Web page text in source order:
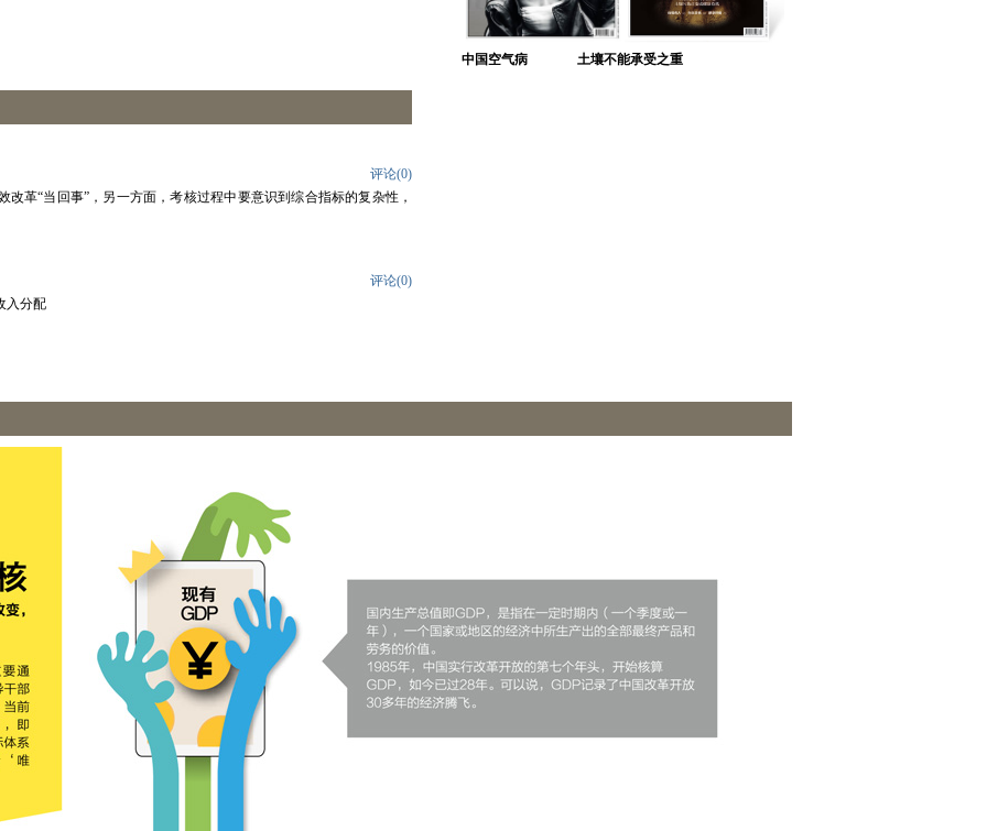
评论(0)
革“当回事”，另一方面，考核过程中要意识到综合指标的复杂性，
评论(0)
入分配
中国空气病 土壤不能承受之重